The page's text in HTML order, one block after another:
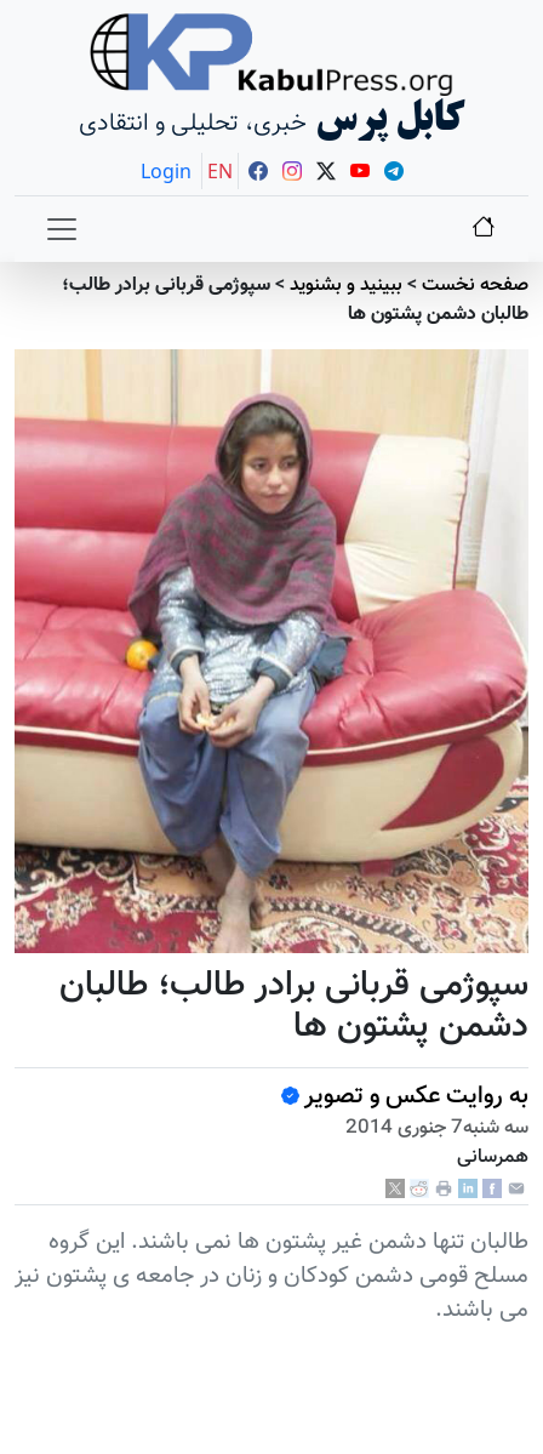
کابل پرس خبری، تحلیلی و انتقادی
Login EN
صفحه نخست> ببينيد و بشنويد>سپوژمى قربانی برادر طالب؛
طالبان دشمن پشتون ها
سپوژمى قربانی برادر طالب؛ طالبان
دشمن پشتون ها
به روایت عکس و تصویر
سه شنبه7 جنوری 2014
همرسانی
طالبان تنها دشمن غیر پشتون ها نمی باشند. این گروه
مسلح قومی دشمن کودکان و زنان در جامعه ی پشتون نیز
می باشند.